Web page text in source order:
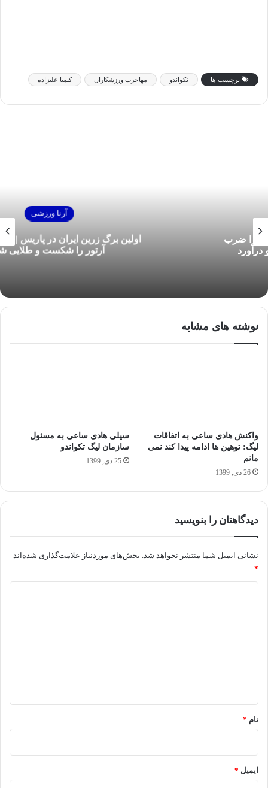
برچسب ها تکواندو مهاجرت ورزشکاران کیمیا علیزاده
اولین برگ زرین ایران در پاریس | ساروی طلسم
آرتور را شکست و طلایی شد
نوشته های مشابه
واکنش هادی ساعی به اتفاقات
لیگ: توهین ها ادامه پیدا کند نمی
مانم
26 دی, 1399
سیلی هادی ساعی به مسئول
سازمان لیگ تکواندو
25 دی, 1399
دیدگاهتان را بنویسید
نشانی ایمیل شما منتشر نخواهد شد. بخش‌های موردنیاز علامت‌گذاری شده‌اند
*
نام *
ایمیل *